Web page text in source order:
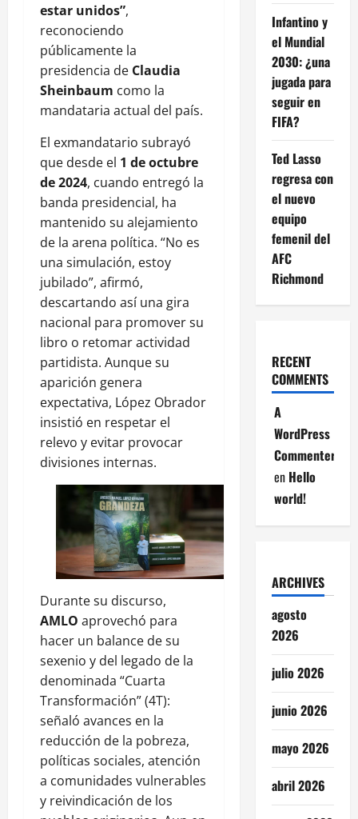
estar unidos”,
reconociendo
públicamente la
presidencia de Claudia
Sheinbaum como la
mandataria actual del país.
El exmandatario subrayó
que desde el 1 de octubre
de 2024, cuando entregó la
banda presidencial, ha
mantenido su alejamiento
de la arena política. “No es
una simulación, estoy
jubilado”, afirmó,
descartando así una gira
nacional para promover su
libro o retomar actividad
partidista. Aunque su
aparición genera
expectativa, López Obrador
insistió en respetar el
relevo y evitar provocar
divisiones internas.
Durante su discurso,
AMLO aprovechó para
hacer un balance de su
sexenio y del legado de la
denominada “Cuarta
Transformación” (4T):
señaló avances en la
reducción de la pobreza,
políticas sociales, atención
a comunidades vulnerables
y reivindicación de los
Infantino y
el Mundial
2030: ¿una
jugada para
seguir en
FIFA?
Ted Lasso
regresa con
el nuevo
equipo
femenil del
AFC
Richmond
RECENT
COMMENTS
A
WordPress
Commenter
en Hello
world!
ARCHIVES
agosto
2026
julio 2026
junio 2026
mayo 2026
abril 2026